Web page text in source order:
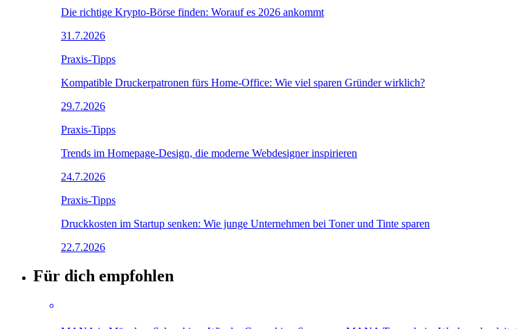
Die richtige Krypto-Börse finden: Worauf es 2026 ankommt
31.7.2026
Praxis-Tipps
Kompatible Druckerpatronen fürs Home-Office: Wie viel sparen Gründer wirklich?
29.7.2026
Praxis-Tipps
Trends im Homepage-Design, die moderne Webdesigner inspirieren
24.7.2026
Praxis-Tipps
Druckkosten im Startup senken: Wie junge Unternehmen bei Toner und Tinte sparen
22.7.2026
Für dich empfohlen